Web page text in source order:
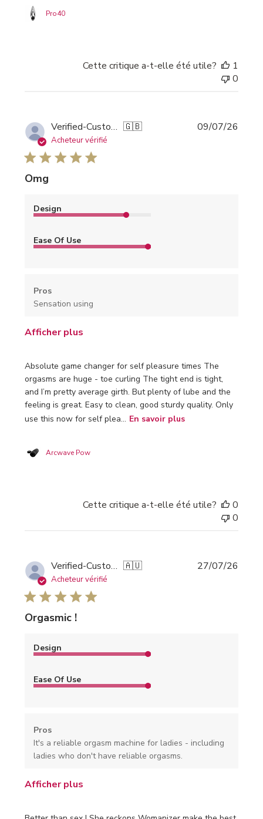
Pro40
Cette critique a-t-elle été utile?
1
0
Verified-Customer 🇬🇧
Acheteur vérifié
Omg
Absolute game changer for self pleasure times The
orgasms are huge - toe curling The tight end is tight,
and I’m pretty average girth. But plenty of lube and the
feeling is great. Easy to clean, good sturdy quality. Only
use this now for self plea... En savoir plus
Arcwave Pow
Design
Ease Of Use
Pros
Sensation using
Afficher plus
09/07/26
Cette critique a-t-elle été utile?
0
0
Verified-Customer 🇦🇺
Acheteur vérifié
Orgasmic !
Design
Ease Of Use
Pros
It's a reliable orgasm machine for ladies - including
ladies who don't have reliable orgasms.
Afficher plus
27/07/26